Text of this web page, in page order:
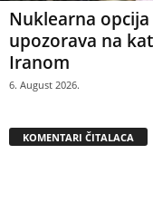
Nuklearna
upozorava na
Iranom
6. August 2026.
KOMENTARI ČITALACA